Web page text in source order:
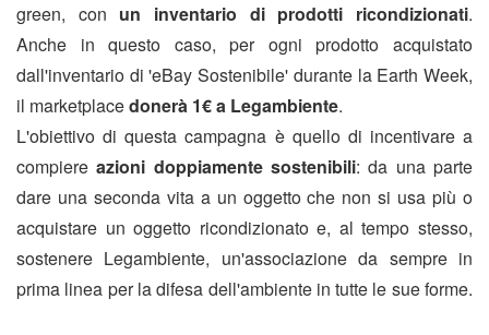
green, con un inventario di prodotti ricondizionati.
Anche in questo caso, per ogni prodotto acquistato
dall'inventario di 'eBay Sostenibile' durante la Earth Week,
il marketplacedonerà 1€ a Legambiente.
L'obiettivo di questa campagna è quello di incentivare a
compiereazioni doppiamente sostenibili: da una parte
dare una seconda vita a un oggetto che non si usa più o
acquistare un oggetto ricondizionato e, al tempo stesso,
sostenere Legambiente, un'associazione da sempre in
prima linea per la difesa dell'ambiente in tutte le sue forme.